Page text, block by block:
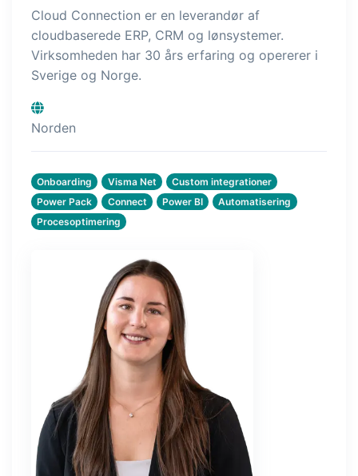
Få fuld digital sporbarhed og
automatiseret kvalitetsstyring
Certifikater og
økologiregnskab
B2B Commerce
sælgerportal, leverandørportal eller
B2B webshop for dine kunder
Opgaver & kontroller
Få modtagekontrol, temperaturtjek og
kritiske kontrolpunkter integreret i din
ordrestyring - helt digitalt
Power Pack
Lav din egen opsætning af dokumenter
Cloud Connection er en leverandør af
cloudbaserede ERP, CRM og lønsystemer.
Virksomheden har 30 års erfaring og opererer i
Sverige og Norge.
Norden
Onboarding Visma Net
Custom integrationer
Power Pack
Connect Power BI
Automatisering
Procesoptimering